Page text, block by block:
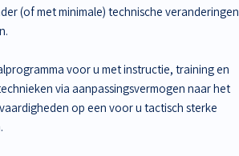
(of met minimale) technische veranderingen
voor u met instructie, training en
via aanpassingsvermogen naar het
op een voor u tactisch sterke